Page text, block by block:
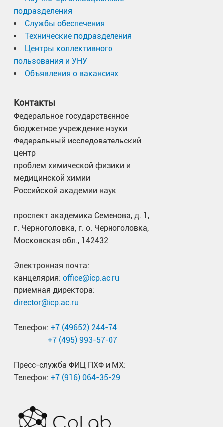
подразделения
Службы обеспечения
Технические подразделения
Центры коллективного
пользования и УНУ
Объявления о вакансиях
Контакты
Федеральное государственное
бюджетное учреждение науки
Федеральный исследовательский
центр
проблем химической физики и
медицинской химии
Российской академии наук
проспект академика Семенова, д. 1,
г. Черноголовка, г. о. Черноголовка,
Московская обл., 142432
Электронная почта:
канцелярия: office@icp.ac.ru
приемная директора:
director@icp.ac.ru
Телефон: +7 (49652) 244-74
+7 (495) 993-57-07
Пресс-служба ФИЦ ПХФ и МХ:
Телефон: +7 (916) 064-35-29